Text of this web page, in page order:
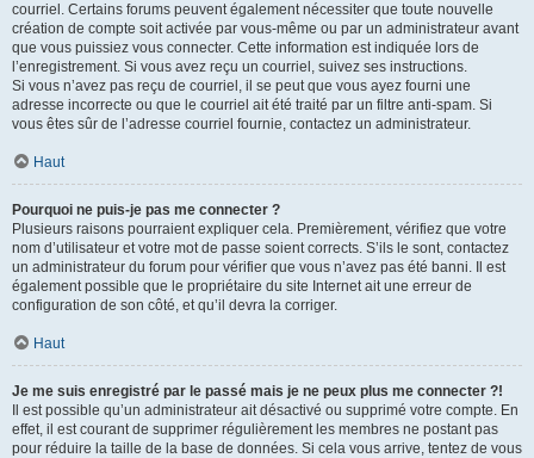
courriel. Certains forums peuvent également nécessiter que toute nouvelle
création de compte soit activée par vous-même ou par un administrateur avant
que vous puissiez vous connecter. Cette information est indiquée lors de
l’enregistrement. Si vous avez reçu un courriel, suivez ses instructions.
Si vous n’avez pas reçu de courriel, il se peut que vous ayez fourni une
adresse incorrecte ou que le courriel ait été traité par un filtre anti-spam. Si
vous êtes sûr de l’adresse courriel fournie, contactez un administrateur.
Haut
Pourquoi ne puis-je pas me connecter ?
Plusieurs raisons pourraient expliquer cela. Premièrement, vérifiez que votre
nom d’utilisateur et votre mot de passe soient corrects. S’ils le sont, contactez
un administrateur du forum pour vérifier que vous n’avez pas été banni. Il est
également possible que le propriétaire du site Internet ait une erreur de
configuration de son côté, et qu’il devra la corriger.
Haut
Je me suis enregistré par le passé mais je ne peux plus me connecter ?!
Il est possible qu’un administrateur ait désactivé ou supprimé votre compte. En
effet, il est courant de supprimer régulièrement les membres ne postant pas
pour réduire la taille de la base de données. Si cela vous arrive, tentez de vous